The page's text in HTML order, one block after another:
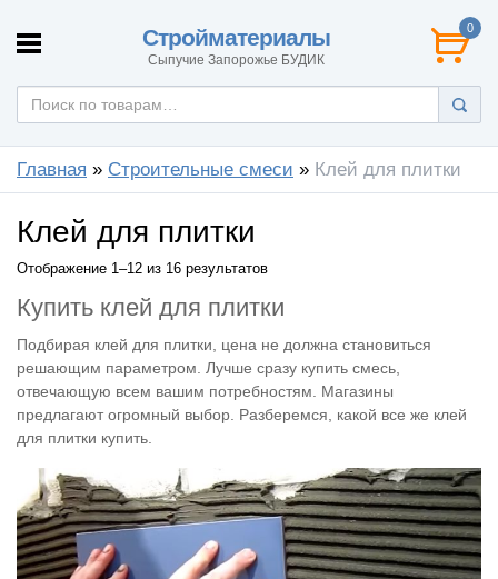
Стройматериалы
Сыпучие Запорожье БУДИК
0
Главная » Строительные смеси » Клей для плитки
Клей для плитки
Отображение 1–12 из 16 результатов
Купить клей для плитки
Подбирая клей для плитки, цена не должна становиться
решающим параметром. Лучше сразу купить смесь,
отвечающую всем вашим потребностям. Магазины
предлагают огромный выбор. Разберемся, какой все же клей
для плитки купить.